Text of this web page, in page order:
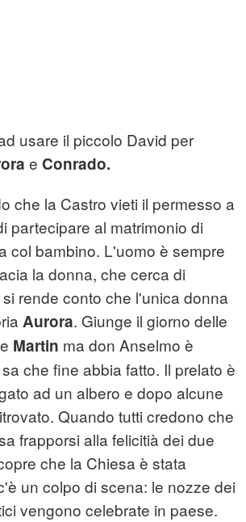
usare il piccolo David per
e Conrado.
che la Castro vieti il permesso a
partecipare al matrimonio di
col bambino. L'uomo è sempre
la donna, che cerca di
rende conto che l'unica donna
Aurora. Giunge il giorno delle
e Martin ma don Anselmo è
che fine abbia fatto. Il prelato è
ad un albero e dopo alcune
Quando tutti credono che
frapporsi alla felicitià dei due
che la Chiesa è stata
un colpo di scena: le nozze dei
vengono celebrate in paese.